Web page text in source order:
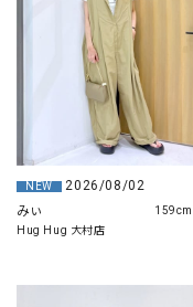
（ｇ） （グラム）
Gives a sense of
HUNTER（ハンター）
ICHI（イチ）
ILIMA（イリマ）
NEW
2026/08/02
みぃ
Hug Hug 大村店
159cm